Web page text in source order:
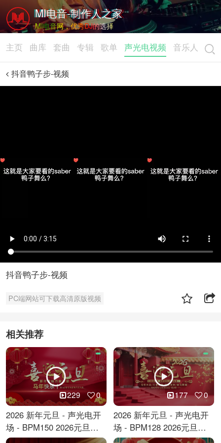
MI电音-制作人之家
MI电音网，优秀DJ的选择
主页 曲库 套曲 专辑 歌单 声光电视频 音乐人
抖音鸭子步-视频
抖音鸭子步-视频
PC端网站可下载高清原版视频
相关推荐
229 0
2026 新年元旦 - 声光电开
场 - BPM150 2026元旦跨
年倒计时
177 0
2026 新年元旦 - 声光电开
场 - BPM128 2026元旦马
年